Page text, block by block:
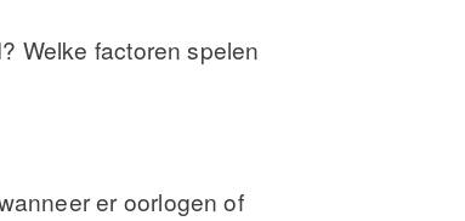
Welke factoren spelen
er oorlogen of